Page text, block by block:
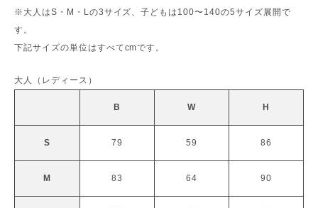
※大人はS・M・Lの3サイズ、子どもは100〜140の5サイズ展開で
す。
下記サイズの単位はすべてcmです。
大人（レディース）
B W H
S 79 59 86
M 83 64 90